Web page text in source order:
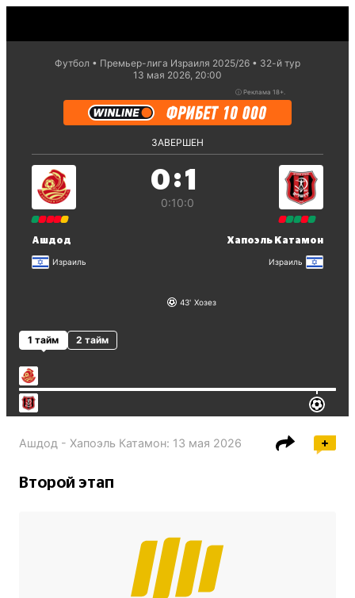
Футбол Премьер-лига Израиля 2025/26
32-й тур
13 мая 2026, 20:00
ⓘ Реклама 18+.
ЗАВЕРШЕН
Ашдод
Израиль
0:1
0:10:0
Хапоэль Катамон
Израиль
43 Хозез
1 тайм 2 тайм
Ашдод - Хапоэль Катамон: 13 мая 2026
Второй этап